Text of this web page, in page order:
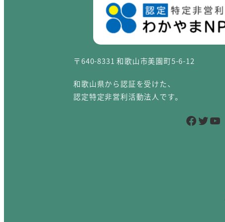
〒640-8331 和歌山市美園町5-6-12
和歌山県から認証を受けた、
認定特定非営利活動法人です。
Facebook Twitter YouTube